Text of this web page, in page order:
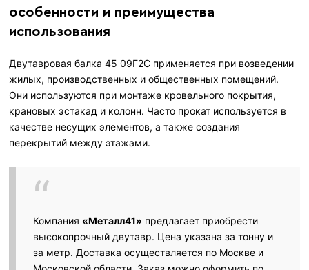
особенности и преимущества
использования
Двутавровая балка 45 09Г2С применяется при возведении
жилых, производственных и общественных помещений.
Они используются при монтаже кровельного покрытия,
крановых эстакад и колонн. Часто прокат используется в
качестве несущих элементов, а также создания
перекрытий между этажами.
Компания «Металл41» предлагает приобрести
высокопрочный двутавр. Цена указана за тонну и
за метр. Доставка осуществляется по Москве и